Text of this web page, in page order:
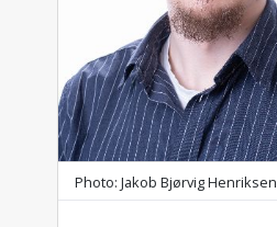
Photo: Jakob Bjørvig Henriksen